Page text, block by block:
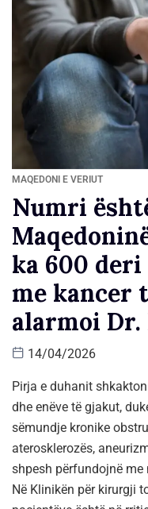
MAQEDONI E VERIUT
Numri
ka 600 deri
me kancer
alarmoi
14/04/2026
Pirja e duhanit
dhe enëve të gjakut,
sëmundje kronike
aterosklerozës,
shpesh përfundojnë me
Në Klinikën për kirurgji